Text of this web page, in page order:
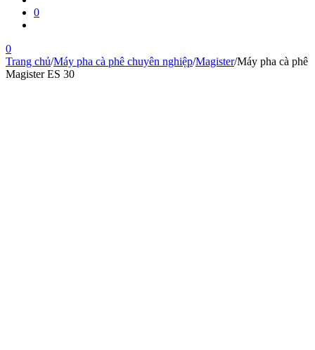
0
0
Trang chủ/Máy pha cà phê chuyên nghiệp/Magister/Máy pha cà phê
Magister ES 30